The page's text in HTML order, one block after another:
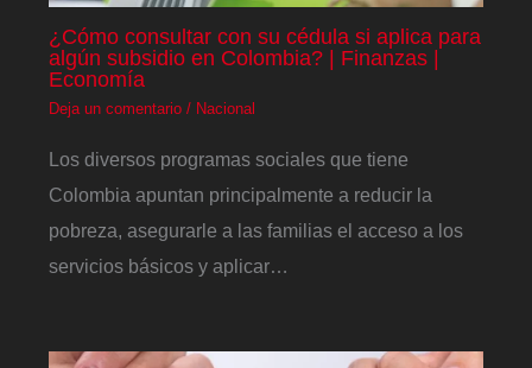
¿Cómo consultar con su cédula si aplica para
algún subsidio en Colombia? | Finanzas |
Economía
Deja un comentario / Nacional
Los diversos programas sociales que tiene
Colombia apuntan principalmente a reducir la
pobreza, asegurarle a las familias el acceso a los
servicios básicos y aplicar…